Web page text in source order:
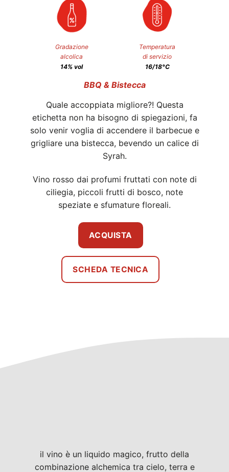
Gradazione
alcolica
14% vol
Temperatura
di servizio
16/18°C
BBQ & Bistecca
Quale accoppiata migliore?! Questa
etichetta non ha bisogno di spiegazioni, fa
solo venir voglia di accendere il barbecue e
grigliare una bistecca, bevendo un calice di
Syrah.
Vino rosso dai profumi fruttati con note di
ciliegia, piccoli frutti di bosco, note
speziate e sfumature floreali.
ACQUISTA
SCHEDA TECNICA
il vino è un liquido magico, frutto della
combinazione alchemica tra cielo, terra e